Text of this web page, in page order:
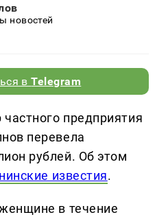
новостей
вTelegram
предприятия
перевела
рублей. Об этом
известия.
в течение